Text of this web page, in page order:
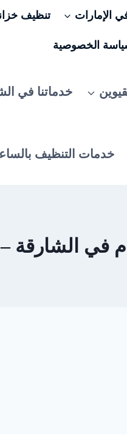
الإمارات تنظيف
الخصوصية
خدماتنا في
خدمات التنظيف
في الشارقة –